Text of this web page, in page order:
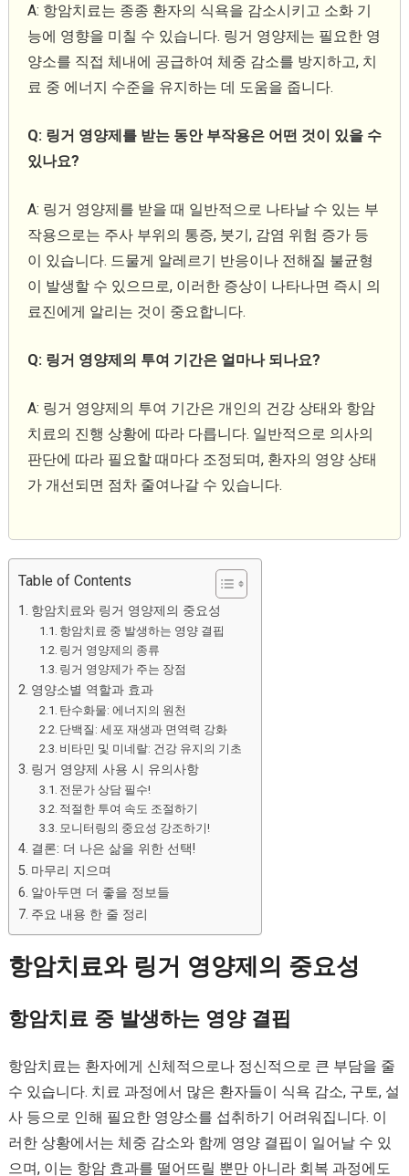
A: 항암치료는 종종 환자의 식욕을 감소시키고 소화 기
능에 영향을 미칠 수 있습니다. 링거 영양제는 필요한 영
양소를 직접 체내에 공급하여 체중 감소를 방지하고, 치
료 중 에너지 수준을 유지하는 데 도움을 줍니다.
Q: 링거 영양제를 받는 동안 부작용은 어떤 것이 있을 수
있나요?
A: 링거 영양제를 받을 때 일반적으로 나타날 수 있는 부
작용으로는 주사 부위의 통증, 붓기, 감염 위험 증가 등
이 있습니다. 드물게 알레르기 반응이나 전해질 불균형
이 발생할 수 있으므로, 이러한 증상이 나타나면 즉시 의
료진에게 알리는 것이 중요합니다.
Q: 링거 영양제의 투여 기간은 얼마나 되나요?
A: 링거 영양제의 투여 기간은 개인의 건강 상태와 항암
치료의 진행 상황에 따라 다릅니다. 일반적으로 의사의
판단에 따라 필요할 때마다 조정되며, 환자의 영양 상태
가 개선되면 점차 줄여나갈 수 있습니다.
Table of Contents
항암치료와 링거 영양제의 중요성
항암치료 중 발생하는 영양 결핍
링거 영양제의 종류
링거 영양제가 주는 장점
영양소별 역할과 효과
탄수화물: 에너지의 원천
단백질: 세포 재생과 면역력 강화
비타민 및 미네랄: 건강 유지의 기초
링거 영양제 사용 시 유의사항
전문가 상담 필수!
적절한 투여 속도 조절하기
모니터링의 중요성 강조하기!
결론: 더 나은 삶을 위한 선택!
마무리 지으며
알아두면 더 좋을 정보들
주요 내용 한 줄 정리
항암치료와 링거 영양제의 중요성
항암치료 중 발생하는 영양 결핍
항암치료는 환자에게 신체적으로나 정신적으로 큰 부담을 줄
수 있습니다. 치료 과정에서 많은 환자들이 식욕 감소, 구토, 설
사 등으로 인해 필요한 영양소를 섭취하기 어려워집니다. 이
러한 상황에서는 체중 감소와 함께 영양 결핍이 일어날 수 있
으며, 이는 항암 효과를 떨어뜨릴 뿐만 아니라 회복 과정에도